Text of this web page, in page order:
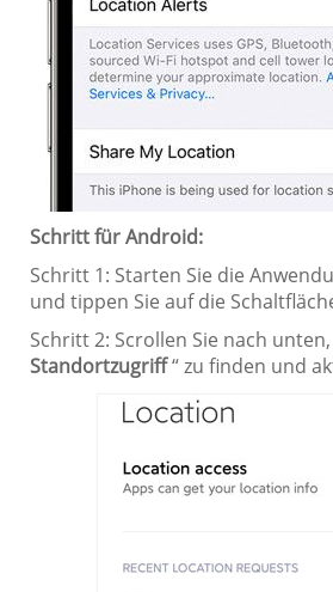
Schritt für Android:
Schritt 1: Starten Sie die
und tippen Sie auf die
Schritt 2: Scrollen Sie nach
Standortzugriff“ zu finden und